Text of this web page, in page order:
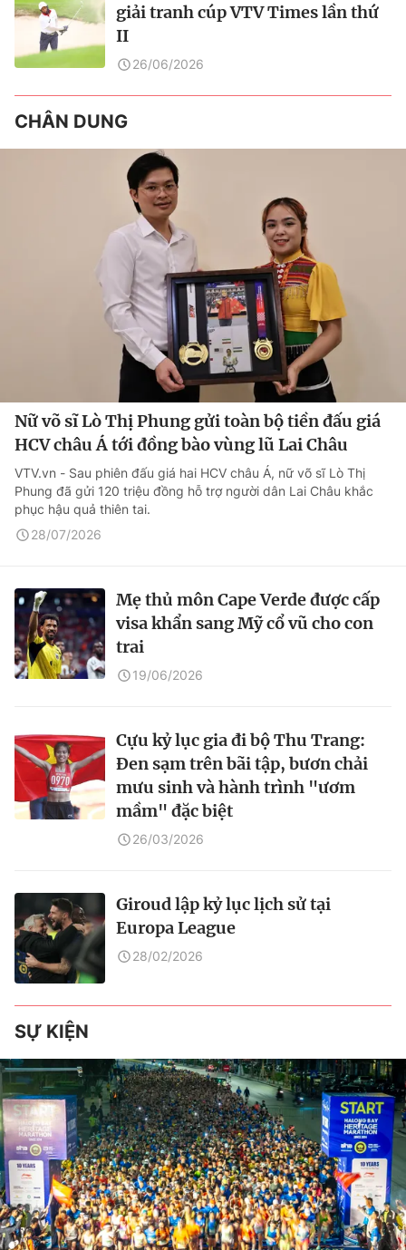
giải tranh cúp VTV Times lần thứ
II
26/06/2026
CHÂN DUNG
Nữ võ sĩ Lò Thị Phung gửi toàn bộ tiền đấu giá
HCV châu Á tới đồng bào vùng lũ Lai Châu
VTV.vn - Sau phiên đấu giá hai HCV châu Á, nữ võ sĩ Lò Thị
Phung đã gửi 120 triệu đồng hỗ trợ người dân Lai Châu khắc
phục hậu quả thiên tai.
28/07/2026
Mẹ thủ môn Cape Verde được cấp
visa khẩn sang Mỹ cổ vũ cho con
trai
19/06/2026
Cựu kỷ lục gia đi bộ Thu Trang:
Đen sạm trên bãi tập, bươn chải
mưu sinh và hành trình "ươm
mầm" đặc biệt
26/03/2026
Giroud lập kỷ lục lịch sử tại
Europa League
28/02/2026
SỰ KIỆN